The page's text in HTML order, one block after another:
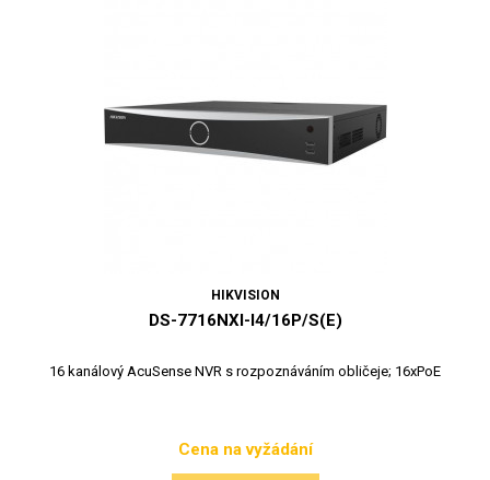
HIKVISION
DS-7716NXI-I4/16P/S(E)
16 kanálový AcuSense NVR s rozpoznáváním obličeje; 16xPoE
Cena
Cena na vyžádání